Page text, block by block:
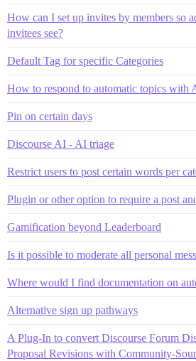
How can I set up invites by members so
invitees see?
Default Tag for specific Categories
How to respond to automatic topics with
Pin on certain days
Discourse AI - AI triage
Restrict users to post certain words per
Plugin or other option to require a post
Gamification beyond Leaderboard
Is it possible to moderate all personal
Where would I find documentation on
Alternative sign up pathways
A Plug-In to convert Discourse Forum
Proposal Revisions with Community-